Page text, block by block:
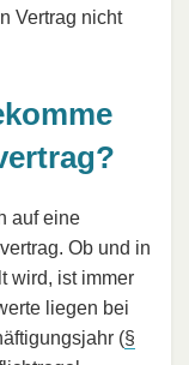
Vertrag nicht
auf eine
Ob und in
wird, ist immer
liegen bei
(§